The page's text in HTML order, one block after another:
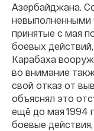
Азербайджана.
принятые с мая
боевых
Карабаха
во внимание
свой отказ от
объяснял это
ещё до мая 1994
боевые